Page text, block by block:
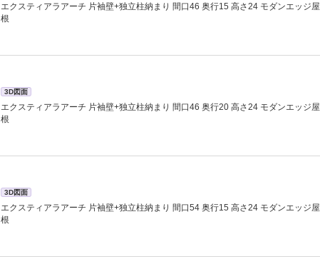
エクスティアラアーチ 片袖壁+独立柱納まり 間口46 奥行15 高さ24 モダンエッジ屋
根
3D図面
エクスティアラアーチ 片袖壁+独立柱納まり 間口46 奥行20 高さ24 モダンエッジ屋
根
3D図面
エクスティアラアーチ 片袖壁+独立柱納まり 間口54 奥行15 高さ24 モダンエッジ屋
根